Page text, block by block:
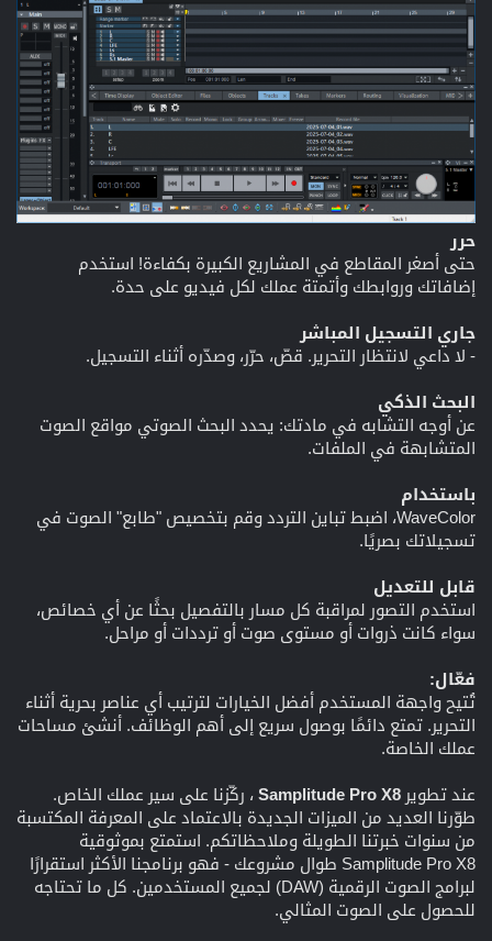
حرر
حتى أصغر المقاطع في المشاريع الكبيرة بكفاءة! استخدم
إضافاتك وروابطك وأتمتة عملك لكل فيديو على حدة.
جاري التسجيل المباشر
- لا داعي لانتظار التحرير. قصّ، حرّر، وصدّره أثناء التسجيل.
البحث الذكي
عن أوجه التشابه في مادتك: يحدد البحث الصوتي مواقع الصوت
المتشابهة في الملفات.
باستخدام
WaveColor، اضبط تباين التردد وقم بتخصيص "طابع" الصوت في
تسجيلاتك بصريًا.
قابل للتعديل
استخدم التصور لمراقبة كل مسار بالتفصيل بحثًا عن أي خصائص،
سواء كانت ذروات أو مستوى صوت أو ترددات أو مراحل.
فعّال:
تُتيح واجهة المستخدم أفضل الخيارات لترتيب أي عناصر بحرية أثناء
التحرير. تمتع دائمًا بوصول سريع إلى أهم الوظائف. أنشئ مساحات
عملك الخاصة.
عند تطوير Samplitude Pro X8 ، ركّزنا على سير عملك الخاص.
طوّرنا العديد من الميزات الجديدة بالاعتماد على المعرفة المكتسبة
من سنوات خبرتنا الطويلة وملاحظاتكم. استمتع بموثوقية
Samplitude Pro X8 طوال مشروعك - فهو برنامجنا الأكثر استقرارًا
لبرامج الصوت الرقمية (DAW) لجميع المستخدمين. كل ما تحتاجه
للحصول على الصوت المثالي.